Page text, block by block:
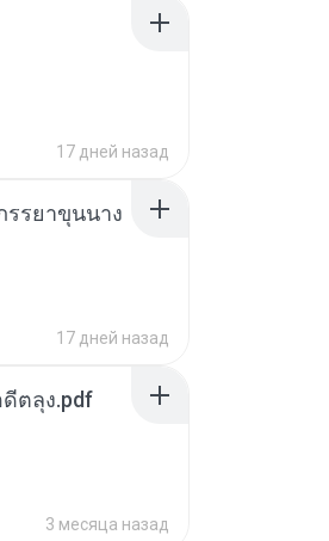
17 дней назад
รรยาขุนนาง
17 дней назад
ตลุง.pdf
3 месяца назад